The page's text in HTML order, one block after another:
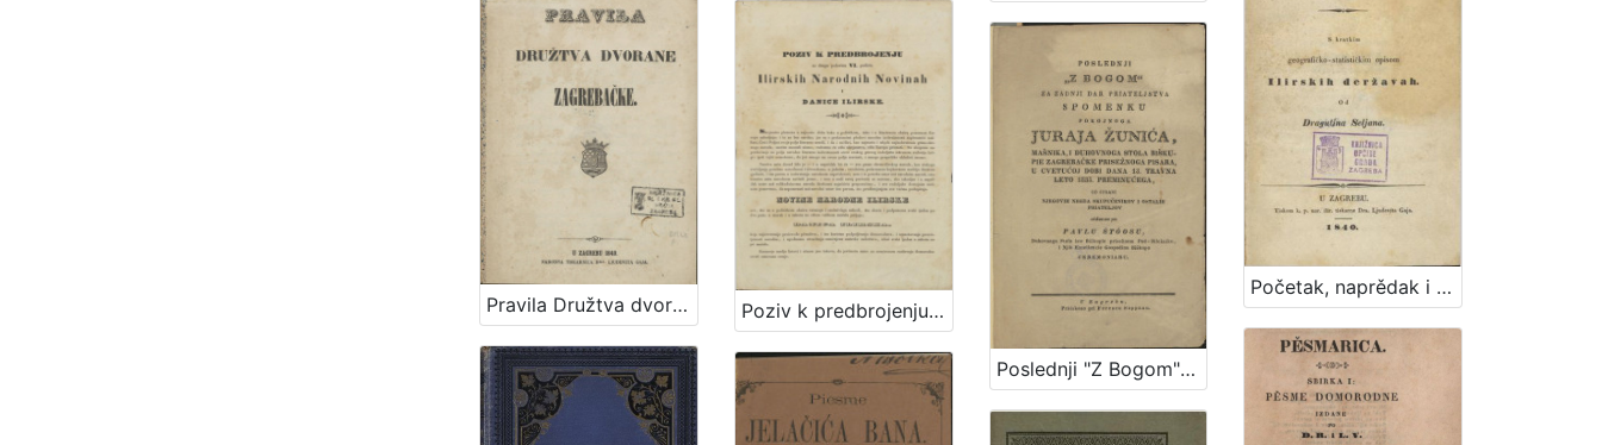
Pravila Družtva dvorane zagrebačke Poziv k predbrojenju za drugu polovinu VI. godišta Ilirskih Narodnih Novinah i Danice ilirske / Ljudevit Gaj
Poslednji "Z Bogom" za zadnji dar priateljstva spomeniku pokojnoga Juraja Žunića,... / alduvan po Pavlu Štoosu,...
Početak, naprědak i vrědnost literature ilirske : s kratkim geografičko-statističkim opisom ilirskih deržavah / od Dragutina Seljan